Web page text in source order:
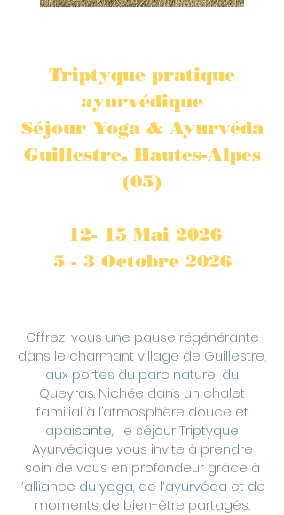
Triptyque pratique
ayurvédique
Séjour Yoga & Ayurvéda
Guillestre, Hautes-Alpes
(05)
12- 15 Mai 2026
5 - 3 Octobre 2026
Offrez-vous une pause régénérante
dans le charmant village de Guillestre,
aux portes du parc naturel du
Queyras. Nichée dans un chalet
familial à l’atmosphère douce et
apaisante, le séjour Triptyque
Ayurvédique vous invite à prendre
soin de vous en profondeur grâce à
l’alliance du yoga, de l’ayurvéda et de
moments de bien-être partagés.